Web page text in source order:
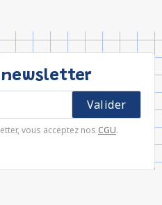
vous acceptez nos CGU.